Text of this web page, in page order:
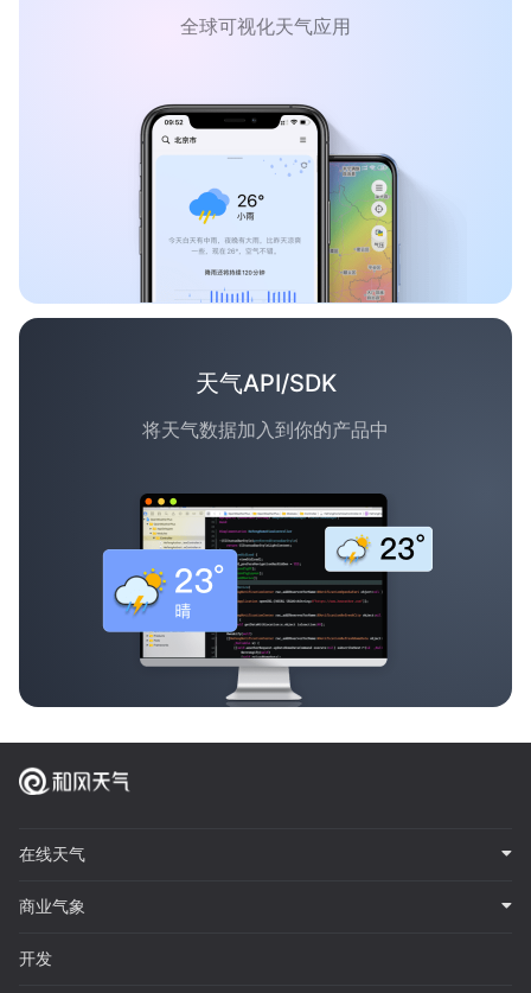
全球可视化天气应用
天气API/SDK
将天气数据加入到你的产品中
在线天气
商业气象
开发